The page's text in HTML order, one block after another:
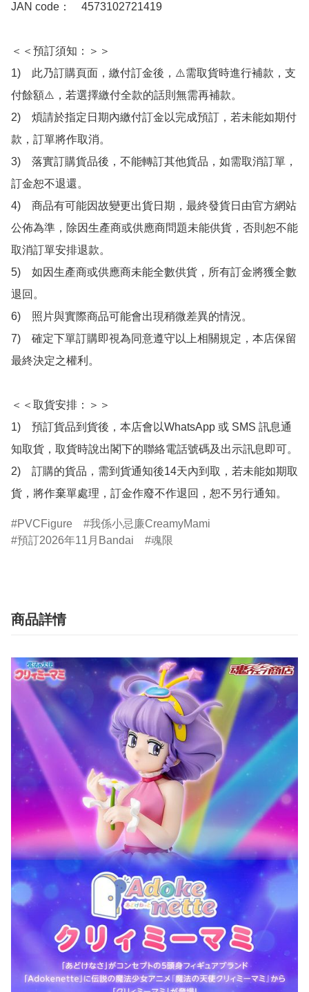
JAN code：　4573102721419
＜＜預訂須知：＞＞
1)　此乃訂購頁面，繳付訂金後，⚠️需取貨時進行補款，支
付餘額⚠️，若選擇繳付全款的話則無需再補款。
2)　煩請於指定日期內繳付訂金以完成預訂，若未能如期付
款，訂單將作取消。
3)　落實訂購貨品後，不能轉訂其他貨品，如需取消訂單，
訂金恕不退還。
4)　商品有可能因故變更出貨日期，最終發貨日由官方網站
公佈為準，除因生產商或供應商問題未能供貨，否則恕不能
取消訂單安排退款。
5)　如因生產商或供應商未能全數供貨，所有訂金將獲全數
退回。
6)　照片與實際商品可能會出現稍微差異的情況。
7)　確定下單訂購即視為同意遵守以上相關規定，本店保留
最終決定之權利。
＜＜取貨安排：＞＞
1)　預訂貨品到貨後，本店會以WhatsApp 或 SMS 訊息通
知取貨，取貨時說出閣下的聯絡電話號碼及出示訊息即可。
2)　訂購的貨品，需到貨通知後14天內到取，若未能如期取
貨，將作棄單處理，訂金作廢不作退回，恕不另行通知。
PVCFigure
我係小忌廉CreamyMami
預訂2026年11月Bandai
魂限
商品詳情